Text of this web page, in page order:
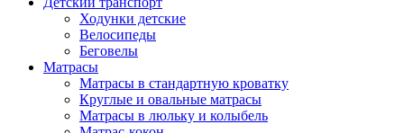
Ходунки детские
Велосипеды
Беговелы
Матрасы
Матрасы в стандартную кроватку
Круглые и овальные матрасы
Матрасы в люльку и колыбель